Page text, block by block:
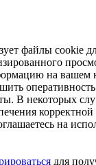
Cbonds
файлы cookie
на вашем
оперативность
В некоторых
корректной